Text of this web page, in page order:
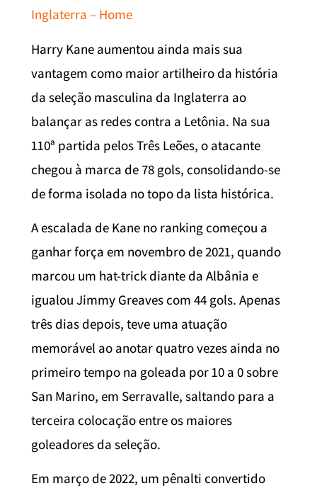
Inglaterra – Home
Harry Kane aumentou ainda mais sua
vantagem como maior artilheiro da história
da seleção masculina da Inglaterra ao
balançar as redes contra a Letônia. Na sua
110ª partida pelos Três Leões, o atacante
chegou à marca de 78 gols, consolidando-se
de forma isolada no topo da lista histórica.
A escalada de Kane no ranking começou a
ganhar força em novembro de 2021, quando
marcou um hat-trick diante da Albânia e
igualou Jimmy Greaves com 44 gols. Apenas
três dias depois, teve uma atuação
memorável ao anotar quatro vezes ainda no
primeiro tempo na goleada por 10 a 0 sobre
San Marino, em Serravalle, saltando para a
terceira colocação entre os maiores
goleadores da seleção.
Em março de 2022, um pênalti convertido